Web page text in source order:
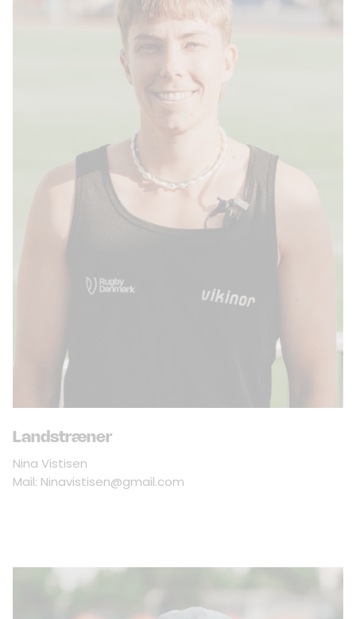
Landstræner
Nina Vistisen
Mail: Ninavistisen@gmail.com